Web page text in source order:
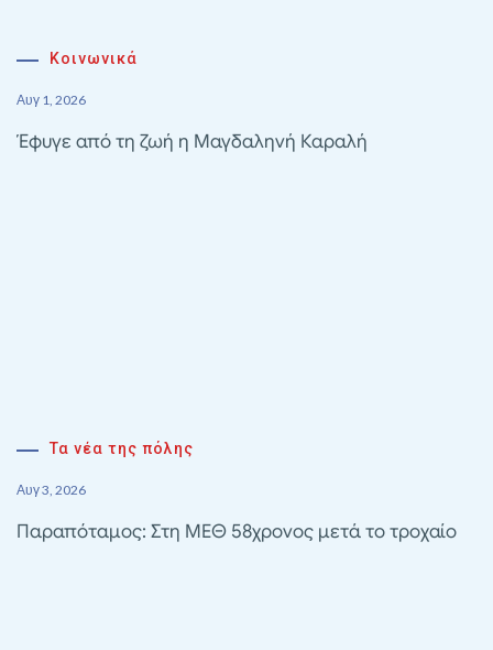
Κοινωνικά
Αυγ 1, 2026
Έφυγε από τη ζωή η Μαγδαληνή Καραλή
Τα νέα της πόλης
Αυγ 3, 2026
Παραπόταμος: Στη ΜΕΘ 58χρονος μετά το τροχαίο